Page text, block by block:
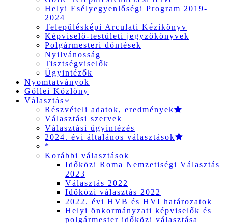
Helyi Esélyegyenlőségi Program 2019-
2024
Településképi Arculati Kézikönyv
Képviselő-testületi jegyzőkönyvek
Polgármesteri döntések
Nyilvánosság
Tisztségviselők
Ügyintézők
Nyomtatványok
Göllei Közlöny
Választás
Részvételi adatok, eredmények
Választási szervek
Választási ügyintézés
2024. évi általános választások
*
Korábbi választások
Időközi Roma Nemzetiségi Választás
2023
Választás 2022
Időközi választás 2022
2022. évi HVB és HVI határozatok
Helyi önkormányzati képviselők és
polgármester időközi választása